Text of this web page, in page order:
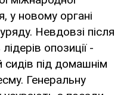
у новому органі
Невдовзі після
опозиції -
під домашнім
Генеральну